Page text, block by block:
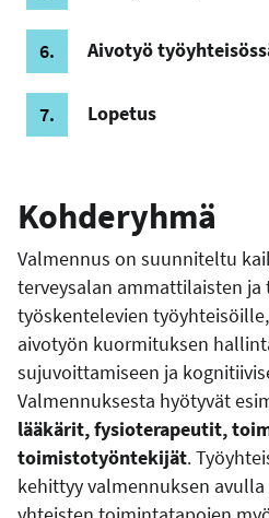
Aivotyö
Lopetus
Kohderyhmä
Valmennus on suunniteltu
terveysalan ammattilaisten
työskentelevien
aivotyön kuormituksen
sujuvoittamiseen ja
Valmennuksesta hyötyvät
lääkärit, fysioterapeutit,
toimistotyöntekijät.
kehittyy valmennuksen